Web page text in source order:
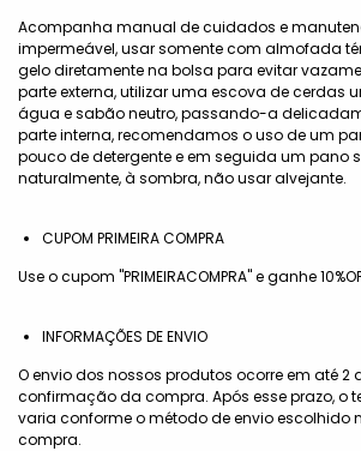
Acompanha manual de cuidados e
impermeável, usar somente com almofada
gelo diretamente na bolsa para evitar
parte externa, utilizar uma escova de cerdas
água e sabão neutro, passando-a
parte interna, recomendamos o uso de um
pouco de detergente e em seguida um pano
naturalmente, à sombra, não usar alvejante.
CUPOM PRIMEIRA COMPRA
Use o cupom "PRIMEIRACOMPRA" e ganhe
INFORMAÇÕES DE ENVIO
O envio dos nossos produtos ocorre em até 2
confirmação da compra. Após esse prazo, o
varia conforme o método de envio escolhido
compra.